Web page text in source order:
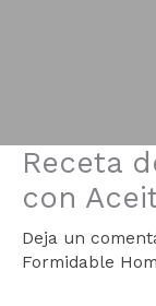
Receta
con
Deja un
Formidable